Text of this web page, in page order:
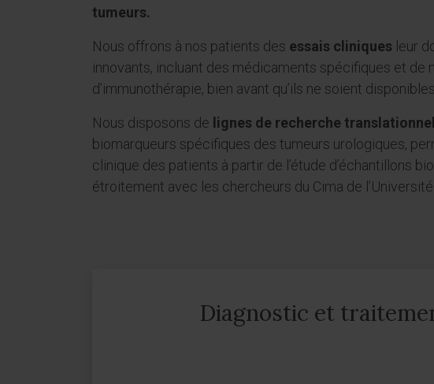
tumeurs.
Nous offrons à nos patients des essais cliniques leur
innovants, incluant des médicaments spécifiques et de
d’immunothérapie, bien avant qu’ils ne soient
Nous disposons de lignes de recherche
biomarqueurs spécifiques des tumeurs urologiques,
clinique des patients à partir de l’étude d’échantillons
étroitement avec les chercheurs du Cima de l’Université
Diagnostic et